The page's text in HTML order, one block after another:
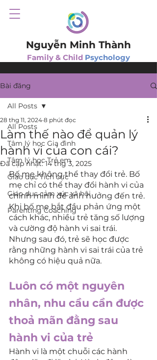
Nguyễn Minh Thành
Family & Child Psychology
Bài đăng
All Posts
Tâm lý học Gia đình
Tâm lý học Trẻ em
Giáo dục Tích cực
Giáo dục cảm xúc xã hội
Parenting Coaching
All Posts
Làm thế nào để quản lý
hành vi của con cái?
28 thg 11, 2024 8 phút đọc
Đã cập nhật:14 thg 3, 2025
Bố mẹ không thể thay đổi trẻ. Bố
mẹ chỉ có thể thay đổi hành vi của
chính mình để ảnh hưởng đến trẻ.
Khi bố mẹ bắt đầu phản ứng một
cách khác, nhiều trẻ tăng số lượng
và cường độ hành vi sai trái.
Nhưng sau đó, trẻ sẽ học được
rằng những hành vi sai trái của trẻ
không có hiệu quả nữa.
Luôn có một nguyên
nhân, nhu cầu cần được
thoả mãn đằng sau
hành vi của trẻ
Hành vi là một chuỗi các hành